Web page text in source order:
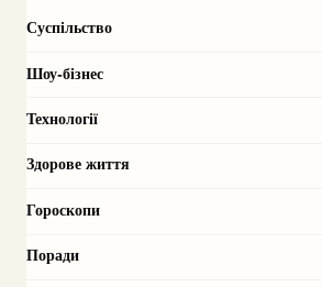
Суспільство
Шоу-бізнес
Технології
Здорове життя
Гороскопи
Поради